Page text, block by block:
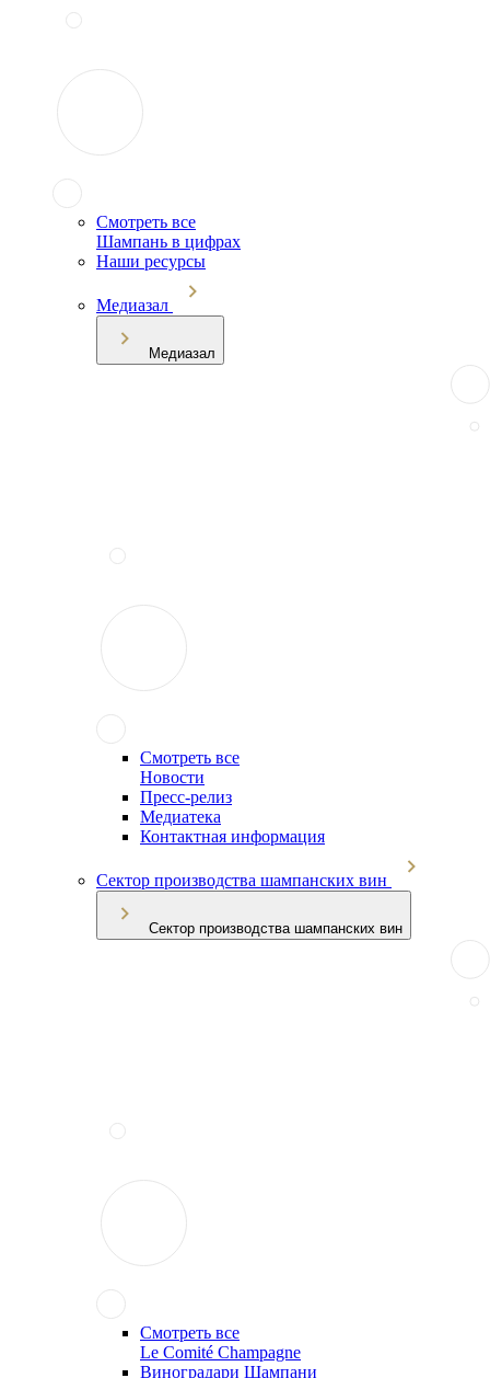
Смотреть все
Шампань в цифрах
Наши ресурсы
Медиазал
Медиазал
Смотреть все
Новости
Пресс-релиз
Медиатека
Контактная информация
Сектор производства шампанских вин
Сектор производства шампанских вин
Смотреть все
Le Comité Champagne
Виноградари Шампани